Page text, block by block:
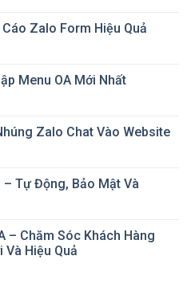
Zalo Form Hiệu Quả
Menu OA Mới Nhất
Zalo Chat Vào Website
Tự Động, Bảo Mật Và
– Chăm Sóc Khách Hàng
Và Hiệu Quả